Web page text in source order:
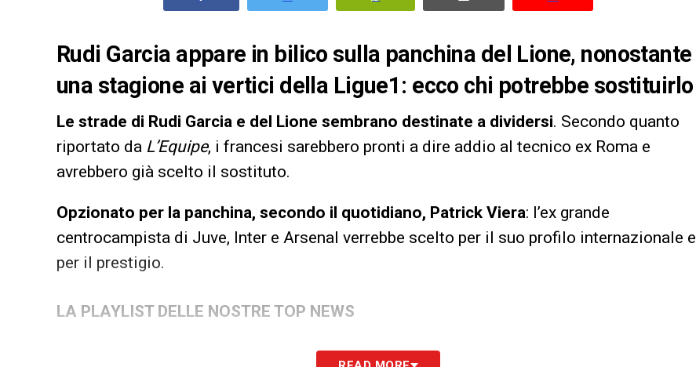
Rudi Garcia appare in bilico sulla panchina del Lione, nonostante
una stagione ai vertici della Ligue1: ecco chi potrebbe sostituirlo
Le strade di Rudi Garcia e del Lione sembrano destinate a dividersi. Secondo quanto
riportato da L’Equipe, i francesi sarebbero pronti a dire addio al tecnico ex Roma e
avrebbero già scelto il sostituto.
Opzionato per la panchina, secondo il quotidiano, Patrick Viera: l’ex grande
centrocampista di Juve, Inter e Arsenal verrebbe scelto per il suo profilo internazionale e
per il prestigio.
LA PLAYLIST DELLE NOSTRE TOP NEWS